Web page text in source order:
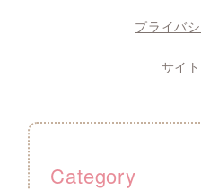
プライバ
サイ
Category